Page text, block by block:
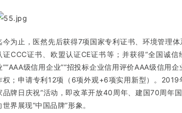
今为止，医然先后获得7项国家专利证书、环境管理
证CCC证书、欧盟认证CE证书等；并获得“全国诚
”“AAA级信用企业”“招投标企业信用评价AAA级信用
权；申请专利12项（6项外观+6项实用新型）。2019
品牌日庆祝”活动，即改革开放40周年、建国70周年
世界展现“中国品牌”形象。